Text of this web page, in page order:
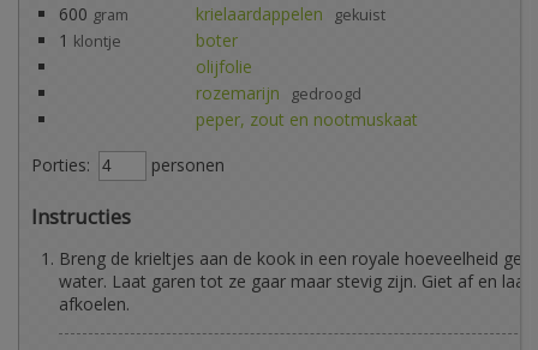
600 gram krielaardappelen gekuist
1 klontje
boter
olijfolie
rozemarijn
gedroogd
peper, zout en nootmuskaat
Porties:
personen
Instructies
Breng de krieltjes aan de kook in een royale hoeveelheid
water. Laat garen tot ze gaar maar stevig zijn. Giet af en laat
afkoelen.